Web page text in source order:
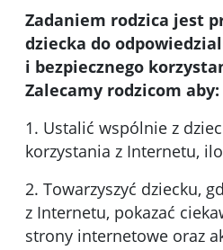
Zadaniem rodzica jest
dziecka do
i bezpiecznego
Zalecamy rodzicom aby:
1. Ustalić wspólnie z
korzystania z Internetu,
2. Towarzyszyć dziecku,
z Internetu, pokazać
strony internetowe oraz